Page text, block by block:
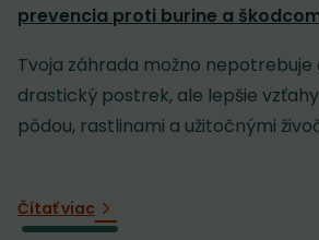
prevencia proti burine a
Tvoja záhrada možno nepotrebuje
drastický postrek, ale lepšie
pôdou, rastlinami a užitočnými
Čítať viac